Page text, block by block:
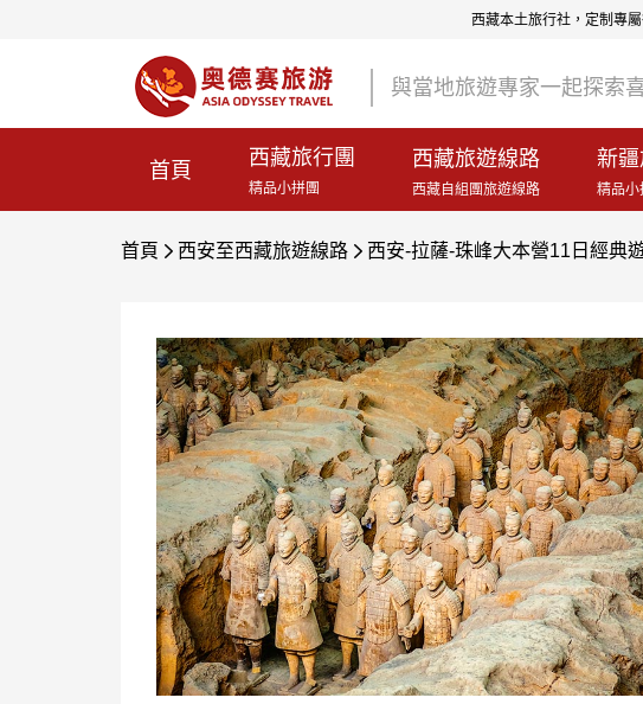
西藏本土旅行社，定制專
與當地旅遊專家一起探索
首頁
西藏旅行團
精品小拼團
西藏旅遊線路
西藏自組團旅遊線路
新疆
精品小
首頁  西安至西藏旅遊線路  西安-拉薩-珠峰大本營11日經典